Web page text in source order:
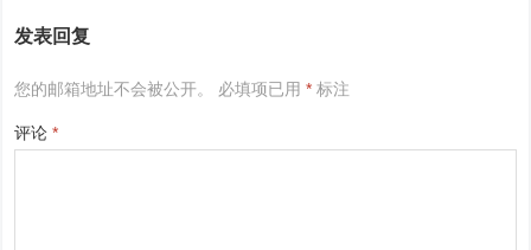
发表回复
您的邮箱地址不会被公开。 必填项已用* 标注
评论*